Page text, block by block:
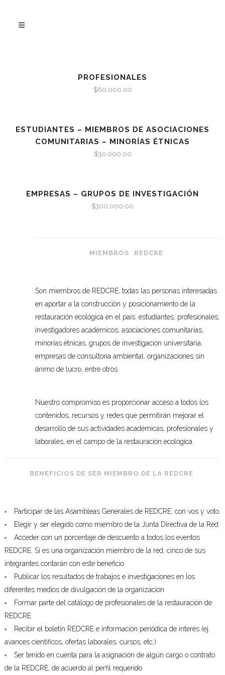
PROFESIONALES
$60,000.00
ESTUDIANTES – MIEMBROS DE ASOCIACIONES
COMUNITARIAS – MINORÍAS ÉTNICAS
$30,000.00
EMPRESAS – GRUPOS DE INVESTIGACIÓN
$300,000.00
MIEMBROS REDCRE
Son miembros de REDCRE, todas las personas interesadas
en aportar a la construcción y posicionamiento de la
restauración ecológica en el país: estudiantes, profesionales,
investigadores académicos, asociaciones comunitarias,
minorías étnicas, grupos de investigación universitaria,
empresas de consultoría ambiental, organizaciones sin
ánimo de lucro, entre otros.
Nuestro compromiso es proporcionar acceso a todos los
contenidos, recursos y redes que permitirán mejorar el
desarrollo de sus actividades académicas, profesionales y
laborales, en el campo de la restauración ecológica.
BENEFICIOS DE SER MIEMBRO DE LA REDCRE
Participar de las Asambleas Generales de REDCRE, con vos y voto
Elegir y ser elegido como miembro de la Junta Directiva de la Red
Acceder con un porcentaje de descuento a todos los eventos
REDCRE. Si es una organización miembro de la red, cinco de sus
integrantes contarán con este beneficio
Publicar los resultados de trabajos e investigaciones en los
diferentes medios de divulgación de la organización
Formar parte del catálogo de profesionales de la restauración de
REDCRE
Recibir el boletín REDCRE e información periódica de interés (ej.
avances científicos, ofertas laborales, cursos, etc.)
Ser tenido en cuenta para la asignación de algún cargo o contrato
de la REDCRE, de acuerdo al perfil requerido